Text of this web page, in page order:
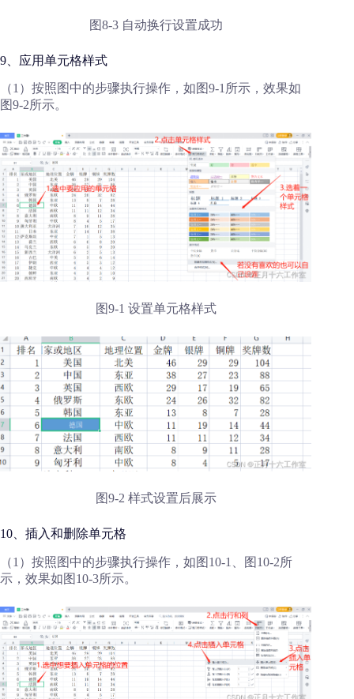
图8-3 自动换行设置成功
9、应用单元格样式
（1）按照图中的步骤执行操作，如图9-1所示，效果如
图9-2所示。
图9-1 设置单元格样式
图9-2 样式设置后展示
10、插入和删除单元格
（1）按照图中的步骤执行操作，如图10-1、图10-2所
示，效果如图10-3所示。